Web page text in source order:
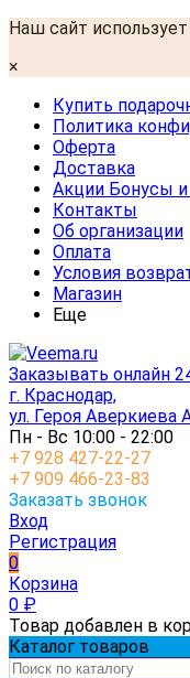
Наш сайт
×
Купить
Политика
Оферта
Доставка
Акции Бонусы
Контакты
Об организации
Оплата
Условия
Магазин
Еще
Заказывать онлайн
г. Краснодар,
ул. Героя Аверкиева
Пн - Вс 10:00 - 22:00
+7 928 427-22-27
+7 909 466-23-83
Заказать звонок
Вход
Регистрация
0
Корзина
0 ₽
Товар добавлен в
Каталог товаров